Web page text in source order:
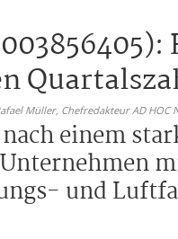
Müller, Chefredakteur AD HOC
einem
und